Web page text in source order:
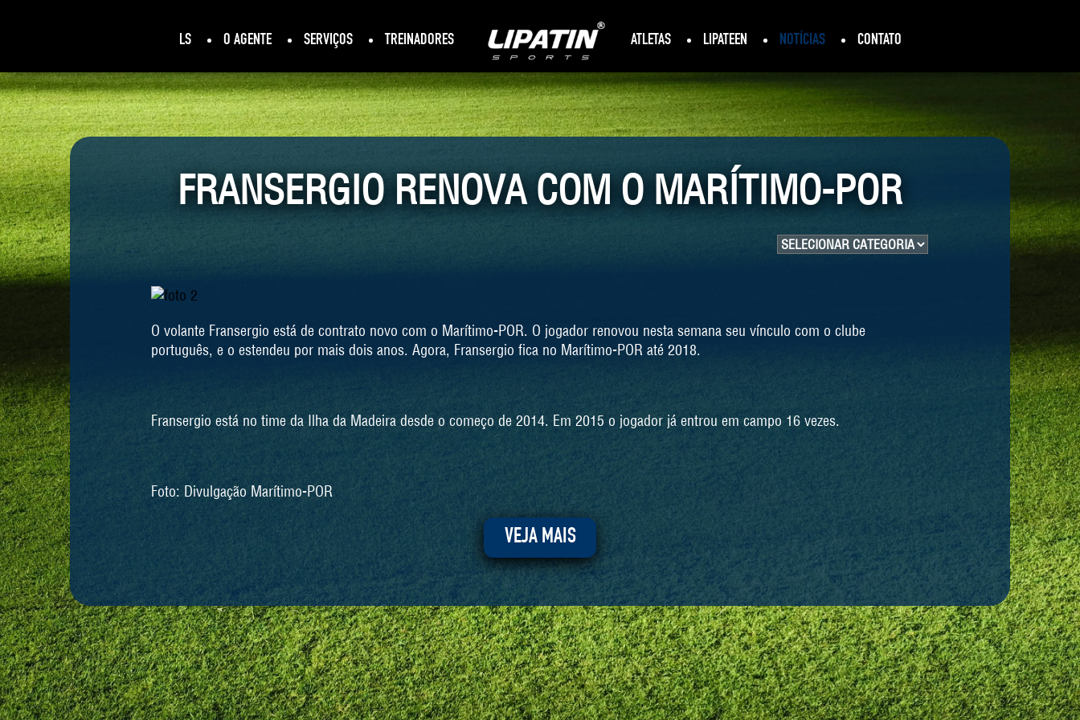
LS O AGENTE SERVIÇOS TREINADORES ATLETAS LIPATEEN NOTÍCIAS CONTATO
FRANSERGIO RENOVA COM O MARÍTIMO-POR
O volante Fransergio está de contrato novo com o Marítimo-POR. O jogador renovou nesta semana seu vínculo com o clube
português, e o estendeu por mais dois anos. Agora, Fransergio fica no Marítimo-POR até 2018.
Fransergio está no time da Ilha da Madeira desde o começo de 2014. Em 2015 o jogador já entrou em campo 16 vezes.
Foto: Divulgação Marítimo-POR
VEJA MAIS